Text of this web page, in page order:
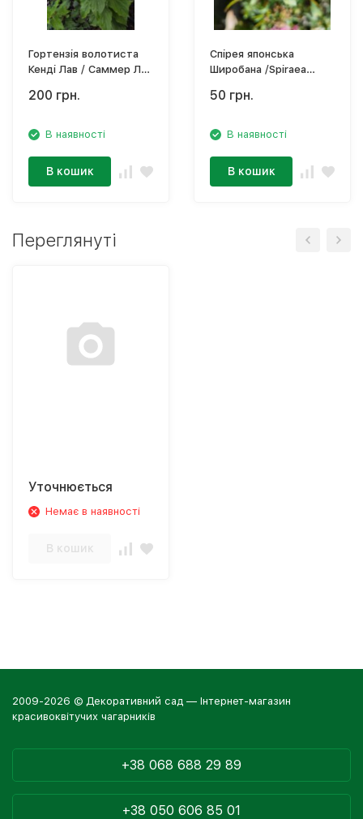
Гортензія волотиста
Кенді Лав / Саммер Лав
'Living Summer Love' /
200 грн.
В наявності
В кошик
Спірея японська
Широбана /Spiraea
50 грн.
В наявності
В кошик
Переглянуті
Уточнюється
Немає в наявності
В кошик
2009-2026 © Декоративний сад — Інтернет-магазин
красивоквітучих чагарників
+38 068 688 29 89
+38 050 606 85 01